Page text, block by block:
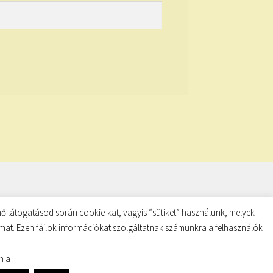
látogatásod során cookie-kat, vagyis “sütiket” használunk, melyek
Ezen fájlok információkat szolgáltatnak számunkra a felhasználók
a